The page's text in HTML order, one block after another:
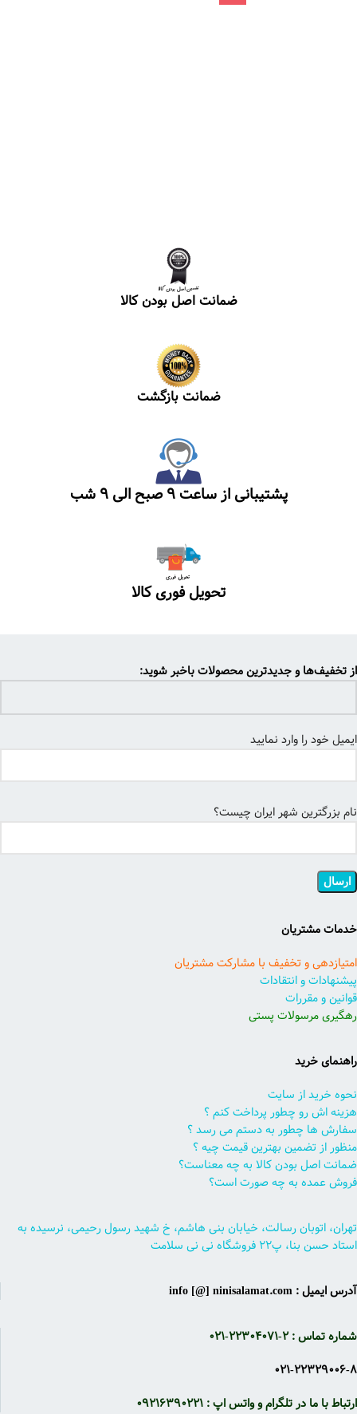
ضمانت اصل بودن کالا
ضمانت بازگشت
پشتیبانی از ساعت ۹ صبح الی ۹ شب
تحویل فوری کالا
از تخفیف‌ها و جدیدترین محصولات باخبر شوید:
ایمیل خود را وارد نمایید
نام بزرگترین شهر ایران چیست؟
خدمات مشتریان
امتیازدهی و تخفیف با مشارکت مشتریان
پیشنهادات و انتقادات
قوانین و مقررات
رهگیری مرسولات پستی
راهنمای خرید
نحوه خرید از سایت
هزینه اش رو چطور پرداخت کنم ؟
سفارش ها چطور به دستم می رسد ؟
منظور از تضمین بهترین قیمت چیه ؟
ضمانت اصل بودن کالا به چه معناست؟
فروش عمده به چه صورت است؟
تهران، اتوبان رسالت، خیابان بنی هاشم، خ شهید رسول رحیمی، نرسیده به
استاد حسن بنا، پ۲۲ فروشگاه نی نی سلامت
آدرس ایمیل : info [@] ninisalamat.com
شماره تماس : ۲-۲۲۳۰۴۰۷۱-۰۲۱
۰۲۱-۲۲۳۲۹۰۰۶-۸
ارتباط با ما در تلگرام و واتس اپ : ۰۹۲۱۶۳۹۰۲۲۱